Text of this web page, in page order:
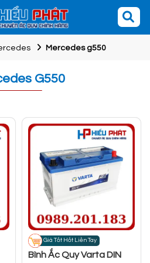
Mercedes g550
G550
Giá Tốt Hốt Liền Tay
Bình Ắc Quy Varta DIN